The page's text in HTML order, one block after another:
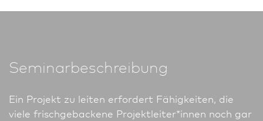
Seminarbeschreibung
Ein Projekt zu leiten erfordert Fähigkeiten, die
viele frischgebackene Projektleiter*innen noch gar